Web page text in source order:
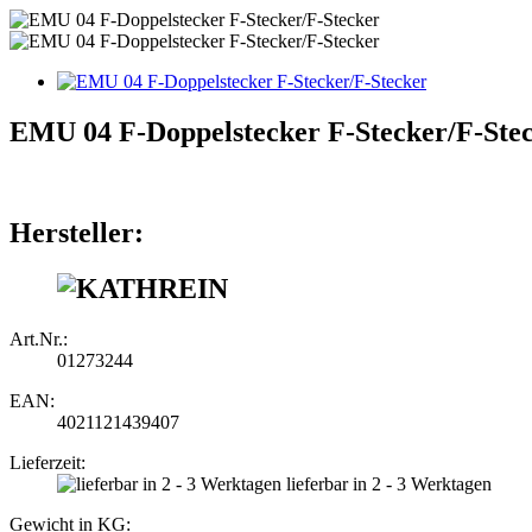
EMU 04 F-Doppelstecker F-Stecker/F-
Hersteller:
Art.Nr.:
01273244
EAN:
4021121439407
Lieferzeit:
lieferbar in 2 - 3 Werktagen
Gewicht in KG: